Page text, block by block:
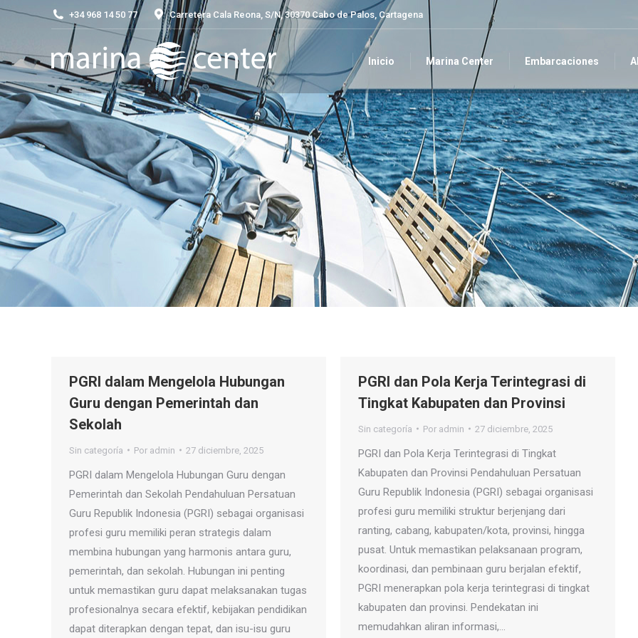
+34 968 14 50 77 Carretera Cala Reona, S/N, 30370 Cabo de Palos, Cartagena
Inicio Marina Center Embarcaciones
PGRI dalam Mengelola Hubungan
Guru dengan Pemerintah dan
Sekolah
Sin categoría Por admin 27 diciembre, 2025
PGRI dalam Mengelola Hubungan Guru dengan
Pemerintah dan Sekolah Pendahuluan Persatuan
Guru Republik Indonesia (PGRI) sebagai organisasi
profesi guru memiliki peran strategis dalam
membina hubungan yang harmonis antara guru,
pemerintah, dan sekolah. Hubungan ini penting
untuk memastikan guru dapat melaksanakan tugas
profesionalnya secara efektif, kebijakan pendidikan
dapat diterapkan dengan tepat, dan isu-isu guru
PGRI dan Pola Kerja Terintegrasi di
Tingkat Kabupaten dan Provinsi
Sin categoría Por admin 27 diciembre, 2025
PGRI dan Pola Kerja Terintegrasi di Tingkat
Kabupaten dan Provinsi Pendahuluan Persatuan
Guru Republik Indonesia (PGRI) sebagai organisasi
profesi guru memiliki struktur berjenjang dari
ranting, cabang, kabupaten/kota, provinsi, hingga
pusat. Untuk memastikan pelaksanaan program,
koordinasi, dan pembinaan guru berjalan efektif,
PGRI menerapkan pola kerja terintegrasi di tingkat
kabupaten dan provinsi. Pendekatan ini
memudahkan aliran informasi,…
Inicio Marina Center